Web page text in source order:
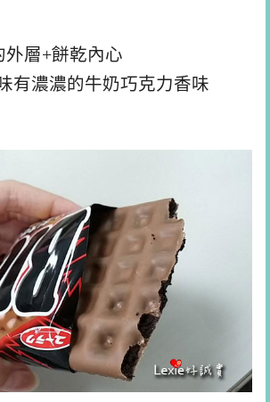
層+餅乾內心
有濃濃的牛奶巧克力香味